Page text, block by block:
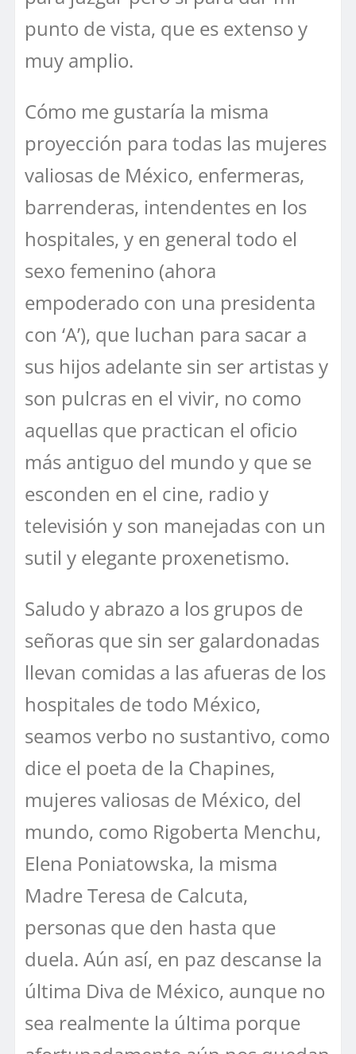
punto de vista, que es extenso y
muy amplio.
Cómo me gustaría la misma
proyección para todas las mujeres
valiosas de México, enfermeras,
barrenderas, intendentes en los
hospitales, y en general todo el
sexo femenino (ahora
empoderado con una presidenta
con ‘A’), que luchan para sacar a
sus hijos adelante sin ser artistas y
son pulcras en el vivir, no como
aquellas que practican el oficio
más antiguo del mundo y que se
esconden en el cine, radio y
televisión y son manejadas con un
sutil y elegante proxenetismo.
Saludo y abrazo a los grupos de
señoras que sin ser galardonadas
llevan comidas a las afueras de los
hospitales de todo México,
seamos verbo no sustantivo, como
dice el poeta de la Chapines,
mujeres valiosas de México, del
mundo, como Rigoberta Menchu,
Elena Poniatowska, la misma
Madre Teresa de Calcuta,
personas que den hasta que
duela. Aún así, en paz descanse la
última Diva de México, aunque no
sea realmente la última porque